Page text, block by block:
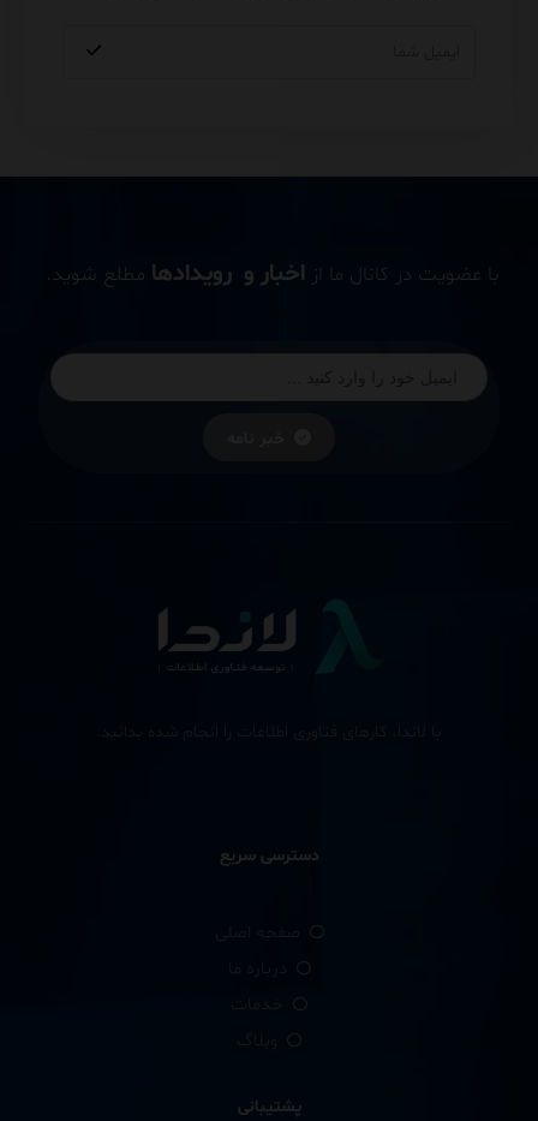
با عضویت در کانال ما از اخبار و رویدادها مطلع شوید.
با لاندا، کارهای فناوری اطلاعات را انجام شده بدانید.
دسترسی سریع
صفحه اصلی
پشتیبانی